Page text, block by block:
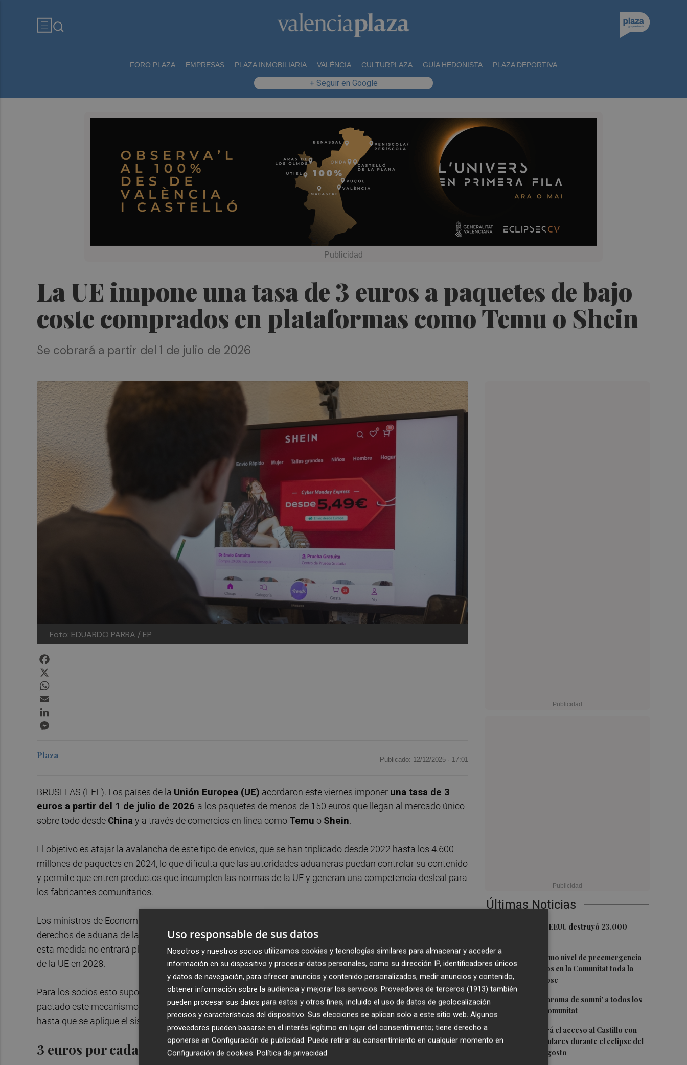
FORO PLAZA EMPRESAS PLAZA INMOBILIARIA VALÈNCIA CULTURPLAZA GUÍA HEDONISTA PLAZA DEPORTIVA
+ Seguir en Google
La UE impone una tasa de 3 euros a paquetes de bajo
coste comprados en plataformas como Temu o Shein
Se cobrará a partir del 1 de julio de 2026
Foto: EDUARDO PARRA / EP
Últimas Noticias
La economía de EEUU destruyó 23.000
2 Activado el máximo nivel de preemergencia
frente a incendios en la Comunitat toda la
jornada del eclipse
3
Bétera lleva su ‘aroma de somni’ a todos los
rincones de la Comunitat
4
Xàtiva restringirá el acceso al Castillo con
vehículos particulares durante el eclipse del
próximo 12 de agosto
Plaza Publicado: 12/12/2025 · 17:01
BRUSELAS (EFE). Los países de la Unión Europea (UE) acordaron este viernes imponer una tasa de 3
euros a partir del 1 de julio de 2026 a los paquetes de menos de 150 euros que llegan al mercado único
sobre todo desde China y a través de comercios en línea como Temu o Shein.
El objetivo es atajar la avalancha de este tipo de envíos, que se han triplicado desde 2022 hasta los 4.600
millones de paquetes en 2024, lo que dificulta que las autoridades aduaneras puedan controlar su contenido
y permite que entren productos que incumplen las normas de la UE y generan una competencia desleal para
los fabricantes comunitarios.
Los ministros de Economía y Finanzas de los Veintisiete acordaron el mes pasado eliminar la exención de
derechos de aduana de la que se benefician desde 1983 los paquetes que no superan los 150 euros, pero
esta medida no entrará plenamente en vigor hasta que esté en funcionamiento el centro de datos unificado
de la UE en 2028.
Para los socios esto suponía un excesivo retraso para atajar un problema que ven urgente, por lo que han
pactado este mecanismo temporal que les permitirá gravar ya desde el próximo 1 de julio esos paquetes
hasta que se aplique el sistema definitivo.
3 euros por cada categoría de artículo en el paquete
Uso responsable de sus datos
Nosotros y nuestros socios utilizamos cookies y tecnologías similares para almacenar y acceder a
información en su dispositivo y procesar datos personales, como su dirección IP, identificadores únicos
y datos de navegación, para ofrecer anuncios y contenido personalizados, medir anuncios y contenido,
obtener información sobre la audiencia y mejorar los servicios. Proveedores de terceros (1913) también
pueden procesar sus datos para estos y otros fines, incluido el uso de datos de geolocalización
precisos y características del dispositivo. Sus elecciones se aplican solo a este sitio web. Algunos
proveedores pueden basarse en el interés legítimo en lugar del consentimiento; tiene derecho a
oponerse en Configuración de publicidad. Puede retirar su consentimiento en cualquier momento en
Configuración de cookies. Política de privacidad